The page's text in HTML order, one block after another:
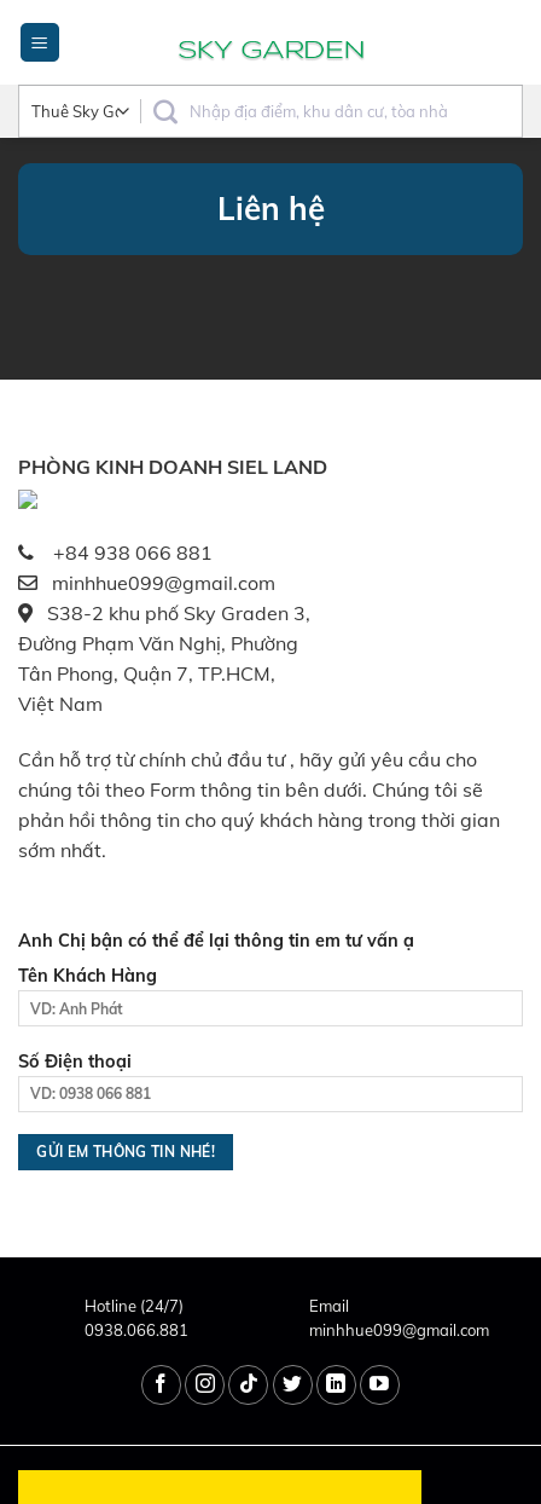
dung
Liên hệ
PHÒNG KINH DOANH SIEL LAND
+84 938 066 881
minhhue099@gmail.com
S38-2 khu phố Sky Graden 3,
Đường Phạm Văn Nghị, Phường
Tân Phong, Quận 7, TP.HCM,
Việt Nam
Cần hỗ trợ từ chính chủ đầu tư , hãy gửi yêu cầu cho
chúng tôi theo Form thông tin bên dưới. Chúng tôi sẽ
phản hồi thông tin cho quý khách hàng trong thời gian
sớm nhất.
Anh Chị bận có thể để lại thông tin em tư vấn ạ
Tên Khách Hàng
Số Điện thoại
Hotline (24/7)
0938.066.881
Email
minhhue099@gmail.com